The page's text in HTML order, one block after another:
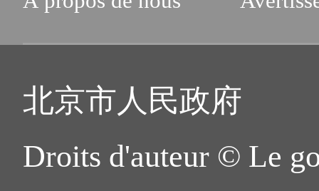
北京市人民政府
Droits d'auteur © Le